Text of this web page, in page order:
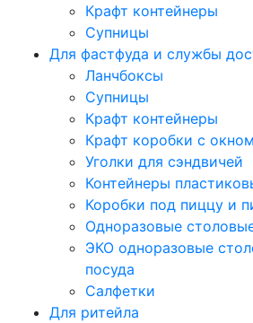
Крафт контейнеры
Супницы
Для фастфуда и службы
Ланчбоксы
Супницы
Крафт контейнеры
Крафт коробки с
Уголки для сэндвичей
Контейнеры
Коробки под пиццу и
Одноразовые
ЭКО одноразовые
посуда
Салфетки
Для ритейла